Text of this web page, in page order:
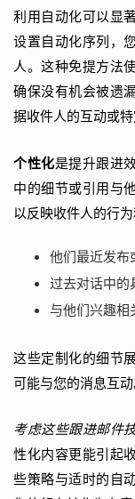
利用自动化可以显
设置自动化序列，
人。这种免提方法
确保没有机会被遗
据收件人的互动或特
个性化是提升跟进
中的细节或引用与
以反映收件人的行
他们最近发布
过去对话中的
与他们兴趣相
这些定制化的细节
可能与您的消息互动
考虑这些跟进邮件
性化内容更能引起
些策略与适时的自